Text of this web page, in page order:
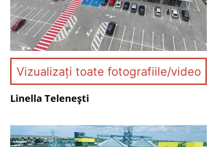
Vizualizați toate fotografiile/video
Linella Telenești